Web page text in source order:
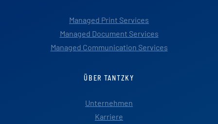
Managed Print Services
Managed Document Services
Managed Communication Services
ÜBER TANTZKY
Unternehmen
Karriere